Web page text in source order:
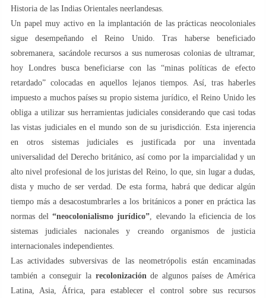
Historia de las Indias Orientales neerlandesas.
Un papel muy activo en la implantación de las prácticas neocoloniales
sigue desempeñando el Reino Unido. Tras haberse beneficiado
sobremanera, sacándole recursos a sus numerosas colonias de ultramar,
hoy Londres busca beneficiarse con las “minas políticas de efecto
retardado” colocadas en aquellos lejanos tiempos. Así, tras haberles
impuesto a muchos países su propio sistema jurídico, el Reino Unido les
obliga a utilizar sus herramientas judiciales considerando que casi todas
las vistas judiciales en el mundo son de su jurisdicción. Esta injerencia
en otros sistemas judiciales es justificada por una inventada
universalidad del Derecho británico, así como por la imparcialidad y un
alto nivel profesional de los juristas del Reino, lo que, sin lugar a dudas,
dista y mucho de ser verdad. De esta forma, habrá que dedicar algún
tiempo más a desacostumbrarles a los británicos a poner en práctica las
normas del“neocolonialismo jurídico” , elevando la eficiencia de los
sistemas judiciales nacionales y creando organismos de justicia
internacionales independientes.
Las actividades subversivas de las neometrópolis están encaminadas
también a conseguir larecolonización de algunos países de América
Latina, Asia, África, para establecer el control sobre sus recursos